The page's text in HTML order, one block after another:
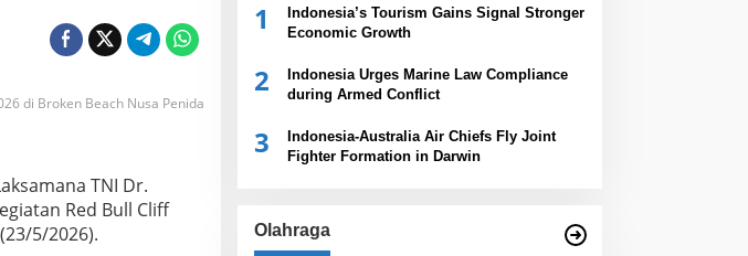
di Broken Beach Nusa Penida
TNI Dr.
Red Bull Cliff
5/2026).
1
Indonesia’s Tourism Gains Signal Stronger
Economic Growth
2
Indonesia Urges Marine Law Compliance
during Armed Conflict
3
Indonesia-Australia Air Chiefs Fly Joint
Fighter Formation in Darwin
Olahraga